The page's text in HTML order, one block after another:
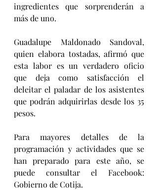
ingredientes que sorprenderán a
más de uno.
Guadalupe Maldonado Sandoval,
quien elabora tostadas, afirmó que
esta labor es un verdadero oficio
que deja como satisfacción el
deleitar el paladar de los asistentes
que podrán adquirirlas desde los 35
pesos.
Para mayores detalles de la
programación y actividades que se
han preparado para este año, se
puede consultar el Facebook:
Gobierno de Cotija.